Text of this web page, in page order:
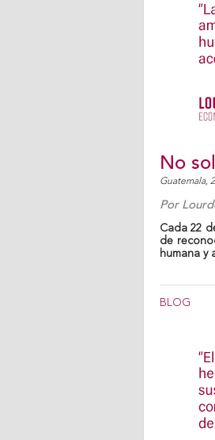
No
Guatemala,
Por
Cada 22
de
humana y
BLOG